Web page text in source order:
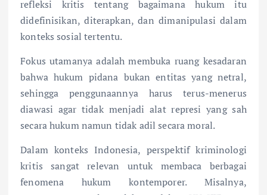
refleksi kritis tentang bagaimana hukum itu
didefinisikan, diterapkan, dan dimanipulasi dalam
konteks sosial tertentu.
Fokus utamanya adalah membuka ruang kesadaran
bahwa hukum pidana bukan entitas yang netral,
sehingga penggunaannya harus terus-menerus
diawasi agar tidak menjadi alat represi yang sah
secara hukum namun tidak adil secara moral.
Dalam konteks Indonesia, perspektif kriminologi
kritis sangat relevan untuk membaca berbagai
fenomena hukum kontemporer. Misalnya,